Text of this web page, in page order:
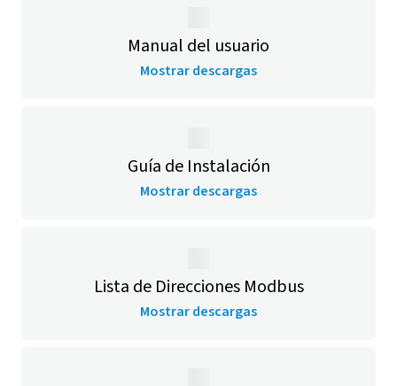
Manual del usuario
Mostrar descargas
Guía de Instalación
Mostrar descargas
Lista de Direcciones Modbus
Mostrar descargas